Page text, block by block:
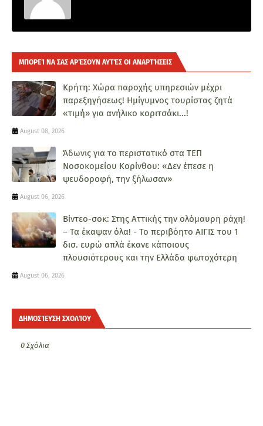
ΜΠΟΡΕΊ ΝΑ ΣΑΣ ΑΡΈΣΟΥΝ ΑΥΤΈΣ ΟΙ ΑΝΑΡΤΉΣΕΙΣ
Κρήτη: Χώρα παροχής υπηρεσιών μέχρι
παρεξηγήσεως! Ημίγυμνος τουρίστας ζητά
«τιμή» για ανήλικο κοριτσάκι...!
August 08, 2026
Άδωνις για το περιστατικό στα ΤΕΠ
Νοσοκομείου Κορίνθου: «Δεν έπεσε η
ψευδοροφή, την ξήλωσαν»
August 06, 2026
Βίντεο-σοκ: Στης Αττικής την ολόμαυρη ράχη!
– Τα έκαψαν όλα! - Το περιβόητο ΑΙΓΙΣ του 1
δισ. ευρώ απλά έκανε κάποιους
πλουσιότερους και την Ελλάδα φωτοχότερη
August 06, 2026
ΔΗΜΟΣΊΕΥΣΗ ΣΧΟΛΊΟΥ
0 Σχόλια